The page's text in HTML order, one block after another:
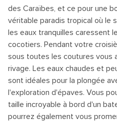
des Caraïbes, et ce pour une
véritable paradis tropical où le
les eaux tranquilles caressent
cocotiers. Pendant votre
sous toutes les coutures vous
rivage. Les eaux chaudes et
sont idéales pour la plongée
l'exploration d'épaves. Vous
taille incroyable à bord d'un
pourrez également vous